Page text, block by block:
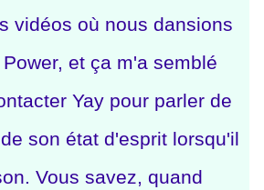
vidéos où nous dansions
et ça m'a semblé
Yay pour parler de
son état d'esprit lorsqu'il
Vous savez, quand